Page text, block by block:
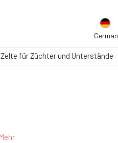
German
Zelte für Züchter und Unterstände
Mehr